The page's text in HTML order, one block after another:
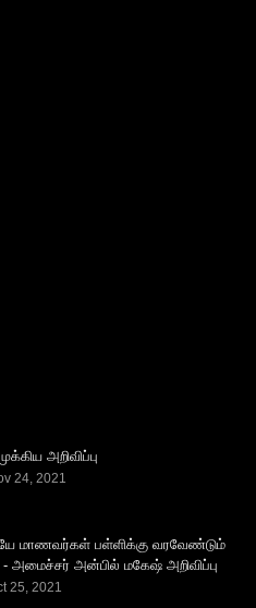
அறிவிப்பு
24, 2021
மாணவர்கள் பள்ளிக்கு வரவேண்டும்
அமைச்சர் அன்பில் மகேஷ் அறிவிப்பு
25, 2021